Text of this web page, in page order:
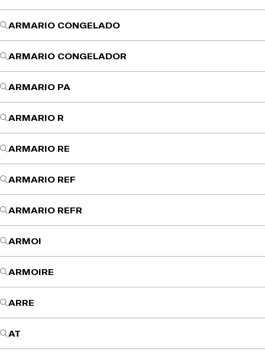
ARMARIO CONGELADO
ARMARIO CONGELADOR
ARMARIO PA
ARMARIO R
ARMARIO RE
ARMARIO REF
ARMARIO REFR
ARMOI
ARMOIRE
ARRE
AT